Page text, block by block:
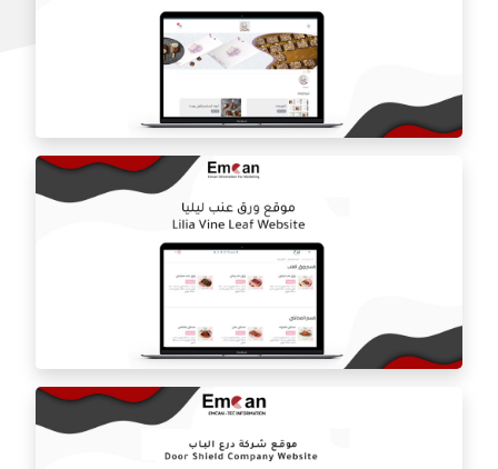
متجر المصممه هيفاء السديري
المتجر الالكتروني بلوره